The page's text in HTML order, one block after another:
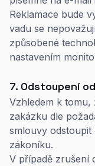
Reklamace bude
vadu se
způsobené
nastavením
7. Odstoupení
Vzhledem k tomu,
zakázku dle
smlouvy odstoupit
zákoníku.
V případě zrušení